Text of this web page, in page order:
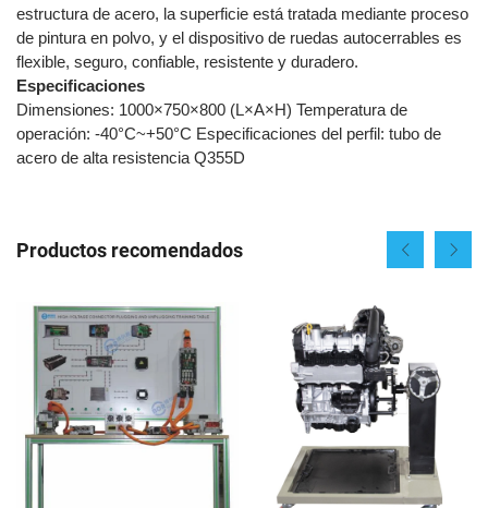
estructura de acero, la superficie está tratada mediante proceso
de pintura en polvo, y el dispositivo de ruedas autocerrables es
flexible, seguro, confiable, resistente y duradero.
Especificaciones
Dimensiones: 1000×750×800 (L×A×H) Temperatura de
operación: -40°C~+50°C Especificaciones del perfil: tubo de
acero de alta resistencia Q355D
Productos recomendados